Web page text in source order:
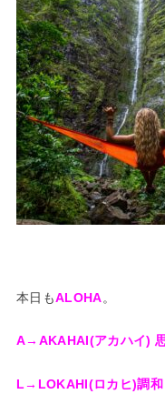
本日もALOHA。
A→AKAHAI(アカハイ)
L→LOKAHI(ロカヒ)調和